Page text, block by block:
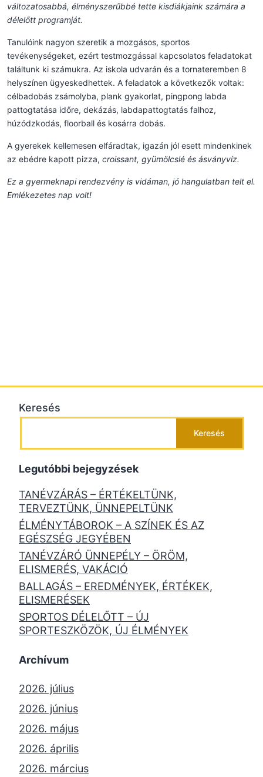
változatosabbá, élményszerűbbé tette kisdiákjaink számára a
délelőtt programját.
Tanulóink nagyon szeretik a mozgásos, sportos
tevékenységeket, ezért testmozgással kapcsolatos feladatokat
találtunk ki számukra. Az iskola udvarán és a tornateremben 8
helyszínen ügyeskedhettek. A feladatok a következők voltak:
célbadobás zsámolyba, plank gyakorlat, pingpong labda
pattogtatása időre, dekázás, labdapattogtatás falhoz,
húzódzkodás, floorball és kosárra dobás.
A gyerekek kellemesen elfáradtak, igazán jól esett mindenkinek
az ebédre kapott pizza, croissant, gyümölcslé és ásványvíz.
Ez a gyermeknapi rendezvény is vidáman, jó hangulatban telt el.
Emlékezetes nap volt!
Keresés
Keresés
Legutóbbi bejegyzések
TANÉVZÁRÁS – ÉRTÉKELTÜNK,
TERVEZTÜNK, ÜNNEPELTÜNK
ÉLMÉNYTÁBOROK – A SZÍNEK ÉS AZ
EGÉSZSÉG JEGYÉBEN
TANÉVZÁRÓ ÜNNEPÉLY – ÖRÖM,
ELISMERÉS, VAKÁCIÓ
BALLAGÁS – EREDMÉNYEK, ÉRTÉKEK,
ELISMERÉSEK
SPORTOS DÉLELŐTT – ÚJ
SPORTESZKÖZÖK, ÚJ ÉLMÉNYEK
Archívum
2026. július
2026. június
2026. május
2026. április
2026. március